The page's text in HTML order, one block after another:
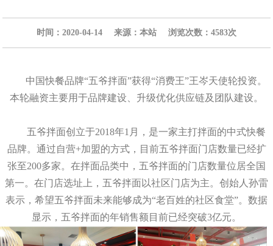
时间：2020-04-14 来源：本站 浏览次数：4583次
中国快餐品牌“五爷拌面”获得“消费王”王岑天使轮投资。
本轮融资主要用于品牌建设、升级优化供应链及团队建设。
五爷拌面创立于2018年1月，是一家主打拌面的中式快餐
品牌。通过自营+加盟的方式，目前五爷拌面门店数量已经扩
张至200多家。在拌面品类中，五爷拌面的门店数量位居全国
第一。在门店选址上，五爷拌面以社区门店为主。创始人孙雷
表示，希望五爷拌面未来能够成为“老百姓的社区食堂”。数据
显示，五爷拌面的年销售额目前已经突破3亿元。